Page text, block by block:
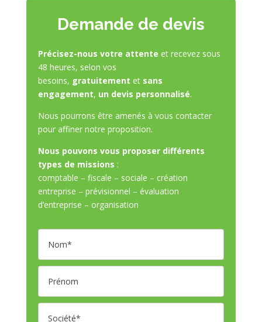
Demande de devis
Précisez-nous votre attente et recevez sous
48 heures, selon vos
besoins, gratuitement et sans
engagement, un devis personnalisé.
Nous pourrons être amenés à vous contacter
pour affiner notre proposition.
Nous pouvons vous proposer différents
types de missions :
comptable – fiscale – sociale – création
entreprise – prévisionnel – évaluation
d’entreprise – organisation